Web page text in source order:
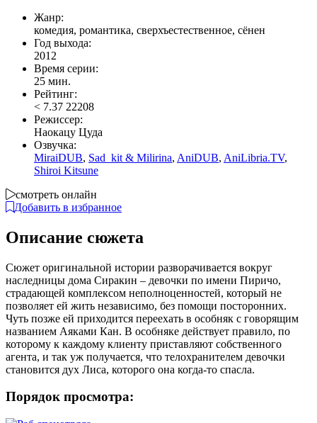
Жанр:
комедия, романтика, сверхъестественное, сёнен
Год выхода:
2012
Время серии:
25 мин.
Рейтинг:
< 7.37 22208
Режиссер:
Наокацу Цуда
Озвучка:
MiraiDUB, Sad_kit & Milirina, AniDUB, AniLibria.TV,
Shiroi Kitsune
смотреть онлайн
Добавить в избранное
Описание сюжета
Сюжет оригинальной истории разворачивается вокруг
наследницы дома Сиракин – девочки по имени Пиричо,
страдающей комплексом неполноценностей, который не
позволяет ей жить независимо, без помощи посторонних.
Чуть позже ей приходится переехать в особняк с говорящим
названием Аяками Кан. В особняке действует правило, по
которому к каждому клиенту приставляют собственного
агента, и так уж получается, что телохранителем девочки
становится дух Лиса, которого она когда-то спасла.
Порядок просмотра: